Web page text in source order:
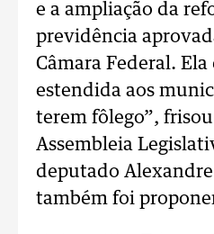
e a ampliação da
previdência
Câmara Federal. Ela
estendida aos
terem fôlego”,
Assembleia
deputado Alexandre
também foi